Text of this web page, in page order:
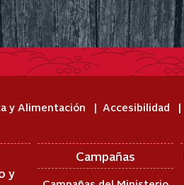
y Alimentación Accesibilidad
y
Campañas